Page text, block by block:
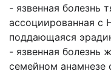
- язвенная болезнь
ассоциированная с
поддающаяся
- язвенная болезнь
семейном анамнезе